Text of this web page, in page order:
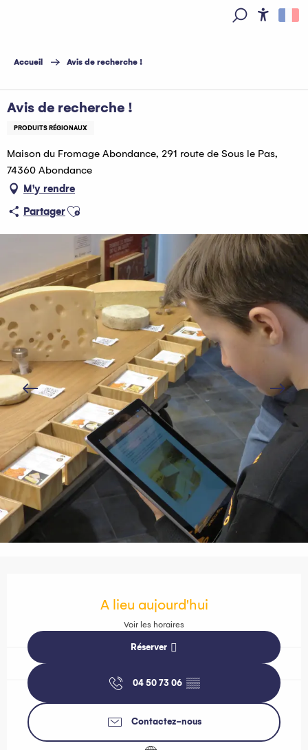
principal
Accueil Avis de recherche !
Avis de recherche !
PRODUITS RÉGIONAUX
Maison du Fromage Abondance, 291 route de Sous le Pas,
74360 Abondance
M'y rendre
PartagerAjouter aux favoris
A lieu aujourd'hui
Voir les horaires
Réserver
04 50 73 06 ▒▒
Contactez-nous